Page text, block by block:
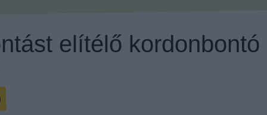
elítélő kordonbontó